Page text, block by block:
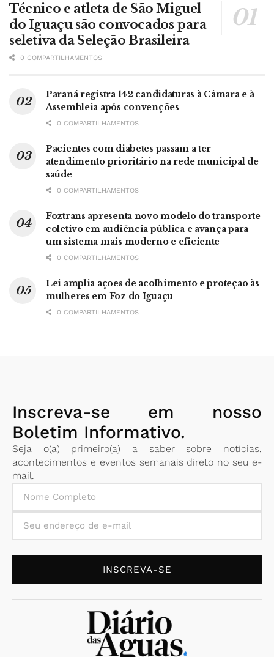
Técnico e atleta de São Miguel
do Iguaçu são convocados para
seletiva da Seleção Brasileira
0 COMPARTILHAMENTOS
Paraná registra 142 candidaturas à Câmara e à
Assembleia após convenções
0 COMPARTILHAMENTOS
Pacientes com diabetes passam a ter
atendimento prioritário na rede municipal de
saúde
0 COMPARTILHAMENTOS
Foztrans apresenta novo modelo do transporte
coletivo em audiência pública e avança para
um sistema mais moderno e eficiente
0 COMPARTILHAMENTOS
Lei amplia ações de acolhimento e proteção às
mulheres em Foz do Iguaçu
0 COMPARTILHAMENTOS
Inscreva-se em nosso
Boletim Informativo.
Seja o(a) primeiro(a) a saber sobre notícias,
acontecimentos e eventos semanais direto no seu e-
mail.
INSCREVA-SE